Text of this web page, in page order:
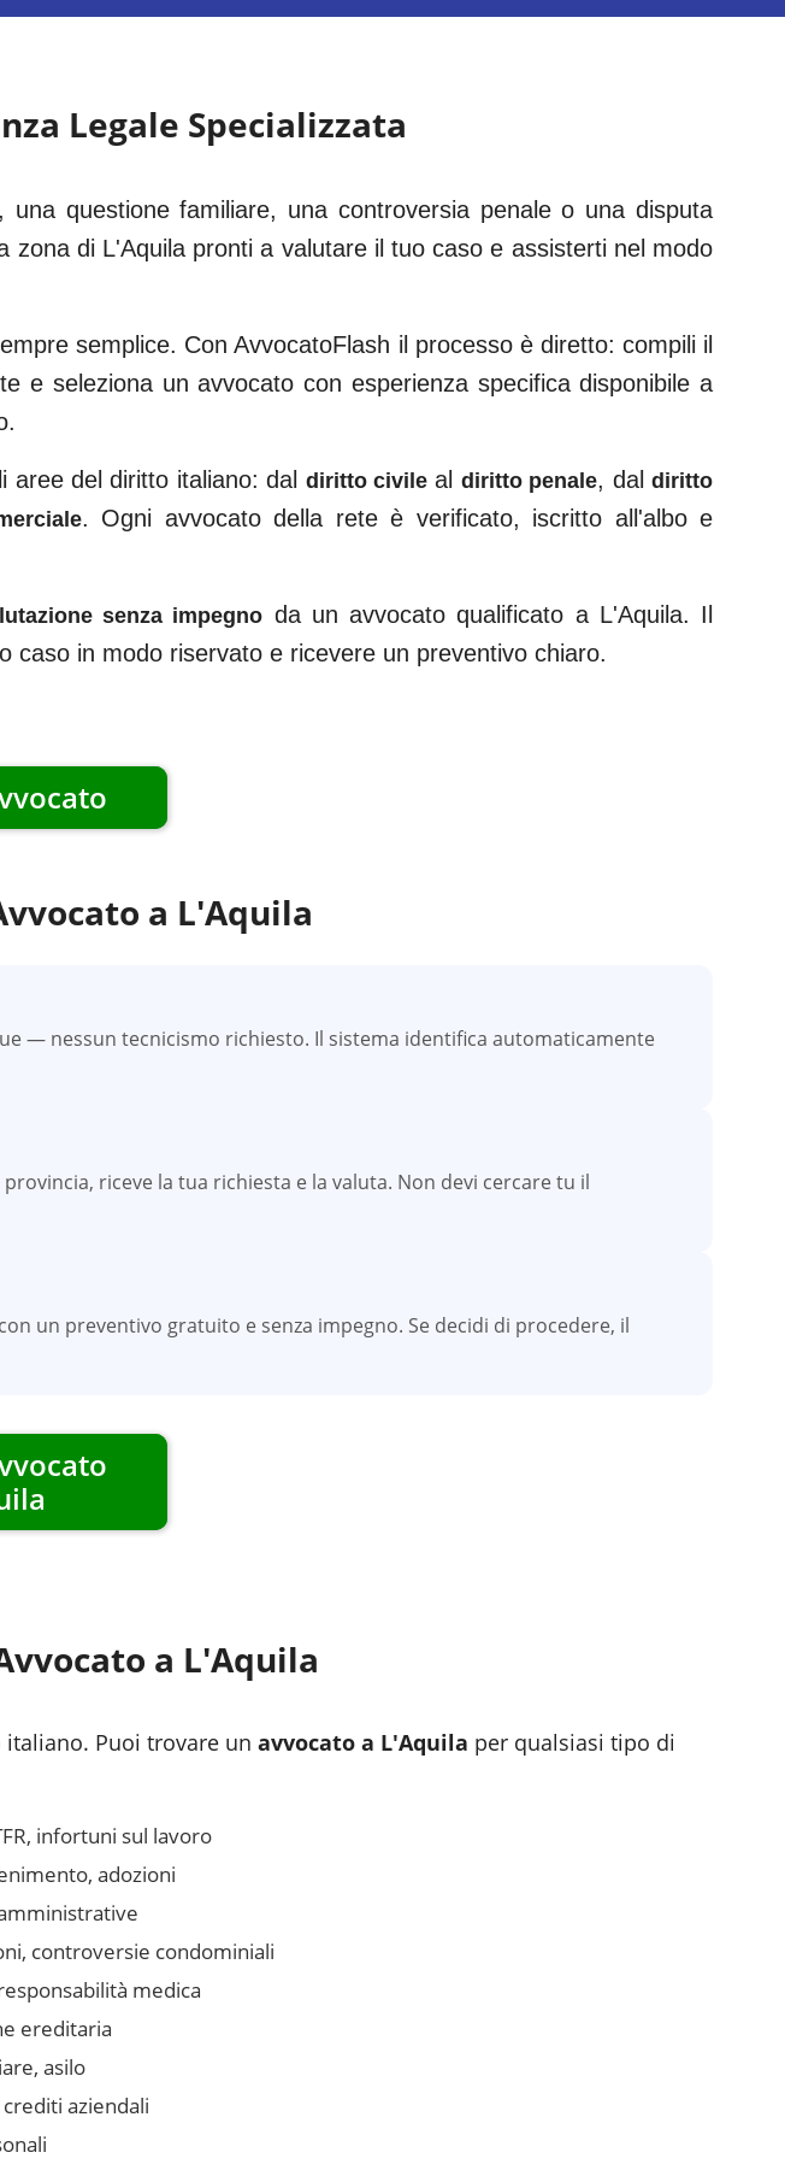
Legale Specializzata
questione familiare, una controversia penale o una disputa
zona di L'Aquila pronti a valutare il tuo caso e assisterti nel modo
semplice. Con AvvocatoFlash il processo è diretto: compili il
e seleziona un avvocato con esperienza specifica disponibile a
aree del diritto italiano: dal diritto civile al diritto penale, dal diritto
. Ogni avvocato della rete è verificato, iscritto all'albo e
senza impegno da un avvocato qualificato a L'Aquila. Il
caso in modo riservato e ricevere un preventivo chiaro.
a L'Aquila
— nessun tecnicismo richiesto. Il sistema identifica automaticamente
riceve la tua richiesta e la valuta. Non devi cercare tu il
un preventivo gratuito e senza impegno. Se decidi di procedere, il
a L'Aquila
Puoi trovare un avvocato a L'Aquila per qualsiasi tipo di
infortuni sul lavoro
adozioni
controversie condominiali
medica
ereditaria
asilo
aziendali